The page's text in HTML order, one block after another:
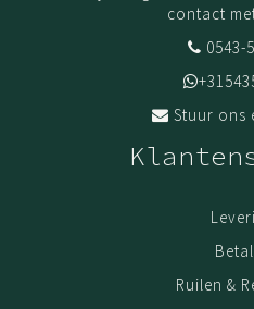
contact
0543-
Stuur ons
Ruilen &